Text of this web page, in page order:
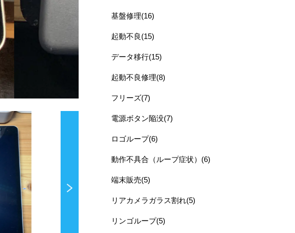
基盤修理(16)
起動不良(15)
データ移行(15)
起動不良修理(8)
フリーズ(7)
電源ボタン陥没(7)
ロゴループ(6)
動作不具合（ループ症状）(6)
端末販売(5)
リアカメラガラス割れ(5)
リンゴループ(5)